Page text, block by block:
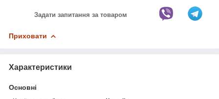
Задати запитання за товаром
Приховати
Характеристики
Основні